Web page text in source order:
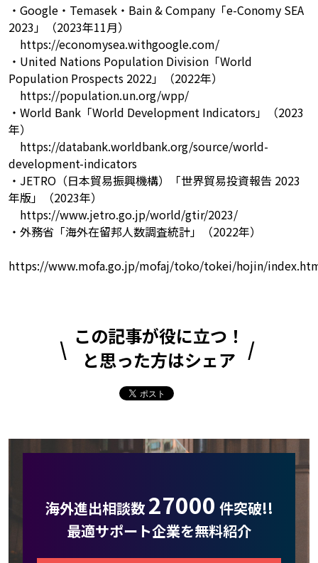
・Google・Temasek・Bain & Company「e-Conomy SEA
2023」（2023年11月）
https://economysea.withgoogle.com/
・United Nations Population Division「World
Population Prospects 2022」（2022年）
https://population.un.org/wpp/
・World Bank「World Development Indicators」（2023
年）
https://databank.worldbank.org/source/world-
development-indicators
・JETRO（日本貿易振興機構）「世界貿易投資報告 2023
年版」（2023年）
https://www.jetro.go.jp/world/gtir/2023/
・外務省「海外在留邦人数調査統計」（2022年）
https://www.mofa.go.jp/mofaj/toko/tokei/hojin/
この記事が役に立つ！
と思った方はシェア
海外進出相談数 27000 件突破!!
最適サポート企業を無料紹介